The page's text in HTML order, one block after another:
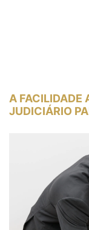
A FACILIDADE
JUDICIÁRIO